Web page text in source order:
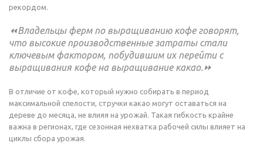
рекордом.
⏪Владельцы ферм по выращиванию кофе говорят,
что высокие производственные затраты стали
ключевым фактором, побудившим их перейти с
выращивания кофе на выращивание какао.⏩
В отличие от кофе, который нужно собирать в период
максимальной спелости, стручки какао могут оставаться на
дереве до месяца, не влияя на урожай. Такая гибкость крайне
важна в регионах, где сезонная нехватка рабочей силы влияет на
циклы сбора урожая.